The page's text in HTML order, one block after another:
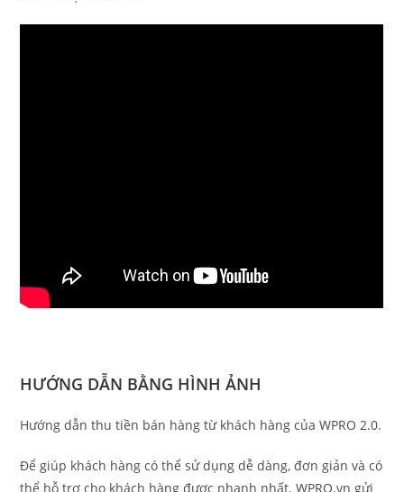
HƯỚNG DẪN BẰNG HÌNH ẢNH
Hướng dẫn thu tiền bán hàng từ khách hàng của WPRO 2.0.
Để giúp khách hàng có thể sử dụng dễ dàng, đơn giản và có
thể hỗ trợ cho khách hàng được nhanh nhất. WPRO.vn gửi